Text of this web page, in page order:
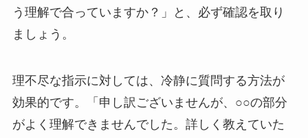
う理解で合っていますか？」と、必ず確認を取り
ましょう。
理不尽な指示に対しては、冷静に質問する方法が
効果的です。「申し訳ございませんが、○○の部分
がよく理解できませんでした。詳しく教えていた